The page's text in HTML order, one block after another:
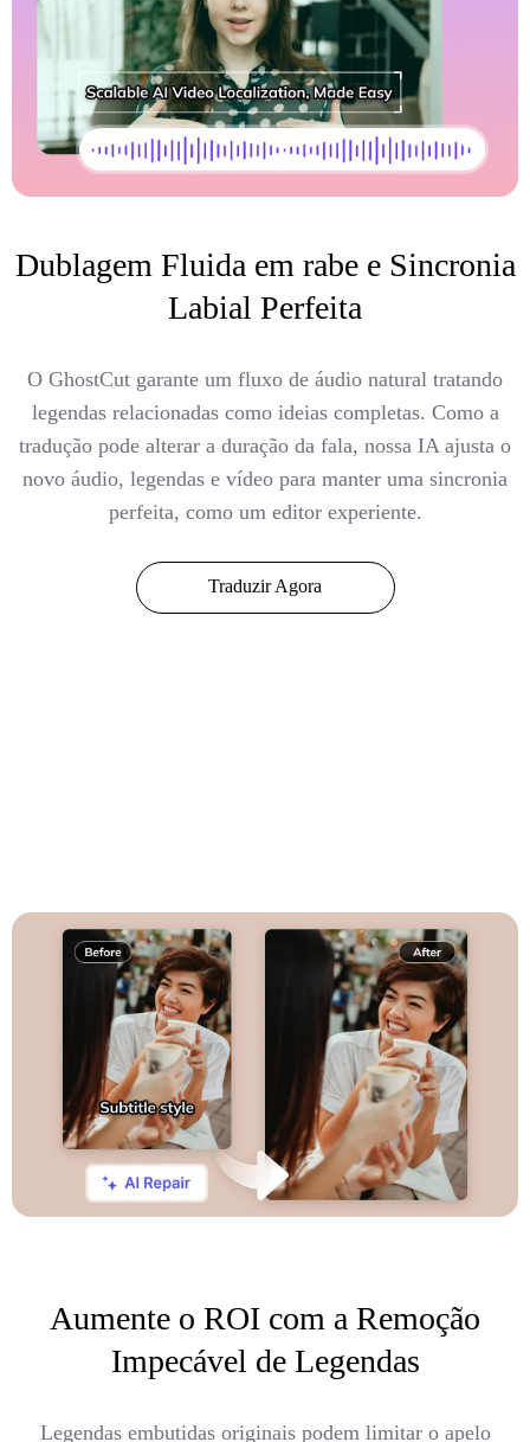
Dublagem Fluida em rabe e Sincronia
Labial Perfeita
O GhostCut garante um fluxo de áudio natural tratando
legendas relacionadas como ideias completas. Como a
tradução pode alterar a duração da fala, nossa IA ajusta o
novo áudio, legendas e vídeo para manter uma sincronia
perfeita, como um editor experiente.
Traduzir Agora
Aumente o ROI com a Remoção
Impecável de Legendas
Legendas embutidas originais podem limitar o apelo